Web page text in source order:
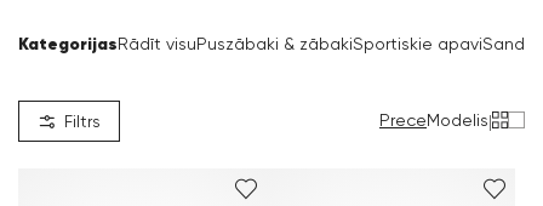
KategorijasRādīt visuPuszābaki & zābakiSportiskie apavi
Filtrs PreceModelis|